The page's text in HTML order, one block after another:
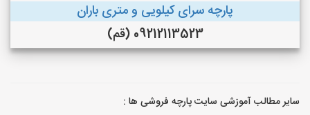
پارچه سرای کیلویی و متری باران
09212113523 (قم)
سایر مطالب آموزشی سایت پارچه فروشی ها :